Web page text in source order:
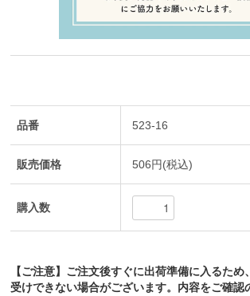
品番 523-16
販売価格 506円(税込)
購入数
【ご注意】ご注文後すぐに出荷準備に入るた
受けできない場合がございます。内容をご確認